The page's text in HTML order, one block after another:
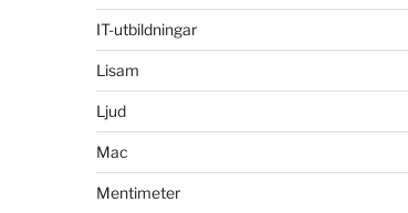
IT-utbildningar
Lisam
Ljud
Mac
Mentimeter